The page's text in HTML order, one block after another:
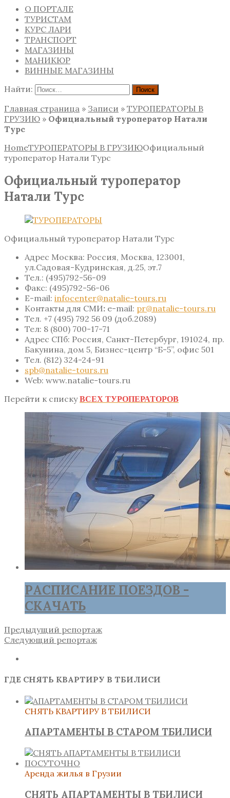
О ПОРТАЛЕ
ТУРИСТАМ
КУРС ЛАРИ
ТРАНСПОРТ
МАГАЗИНЫ
МАНИКЮР
ВИННЫЕ МАГАЗИНЫ
Найти:
Главная страница » Записи » ТУРОПЕРАТОРЫ В
ГРУЗИЮ » Официальный туроператор Натали
Турс
HomeТУРОПЕРАТОРЫ В ГРУЗИЮОфициальный
туроператор Натали Турс
Официальный туроператор
Натали Турс
Официальный туроператор Натали Турс
Адрес Москва: Россия, Москва, 123001,
ул.Садовая-Кудринская, д.25, эт.7
Тел.: (495)792-56-09
Факс: (495)792-56-06
Е-mail: infocenter@natalie-tours.ru
Контакты для СМИ: e-mail: pr@natalie-tours.ru
Тел. +7 (495) 792 56 09 (доб.2089)
Тел: 8 (800) 700-17-71
Адрес СПб: Россия, Санкт-Петербург, 191024, пр.
Бакунина, дом 5, Бизнес-центр “Б-5”, офис 501
Тел. (812) 324-24-91
spb@natalie-tours.ru
Web: www.natalie-tours.ru
Перейти к спискуВСЕХ ТУРОПЕРАТОРОВ
РАСПИСАНИЕ ПОЕЗДОВ -
СКАЧАТЬ
Предыдущий репортаж
Следующий репортаж
ГДЕ СНЯТЬ КВАРТИРУ В ТБИЛИСИ
СНЯТЬ КВАРТИРУ В ТБИЛИСИ
АПАРТАМЕНТЫ В СТАРОМ ТБИЛИСИ
Аренда жилья в Грузии
СНЯТЬ АПАРТАМЕНТЫ В ТБИЛИСИ